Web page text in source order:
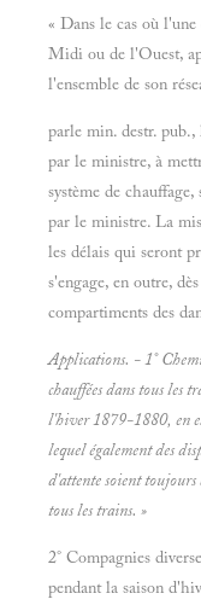
« Dans le cas où
Midi ou de l'Ouest,
l'ensemble de son
parle min. destr.
par le ministre, à
système de
par le ministre. La
les délais qui seront
s'engage, en outre,
compartiments des
Applications. - 1°
chauffées dans tous les
l'hiver 1879-1880, en
lequel également des
d'attente soient
tous les trains. »
2° Compagnies
pendant la saison